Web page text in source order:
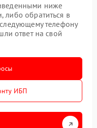
ниже
либо обратиться в
телефону
ответ на свой
ИБП